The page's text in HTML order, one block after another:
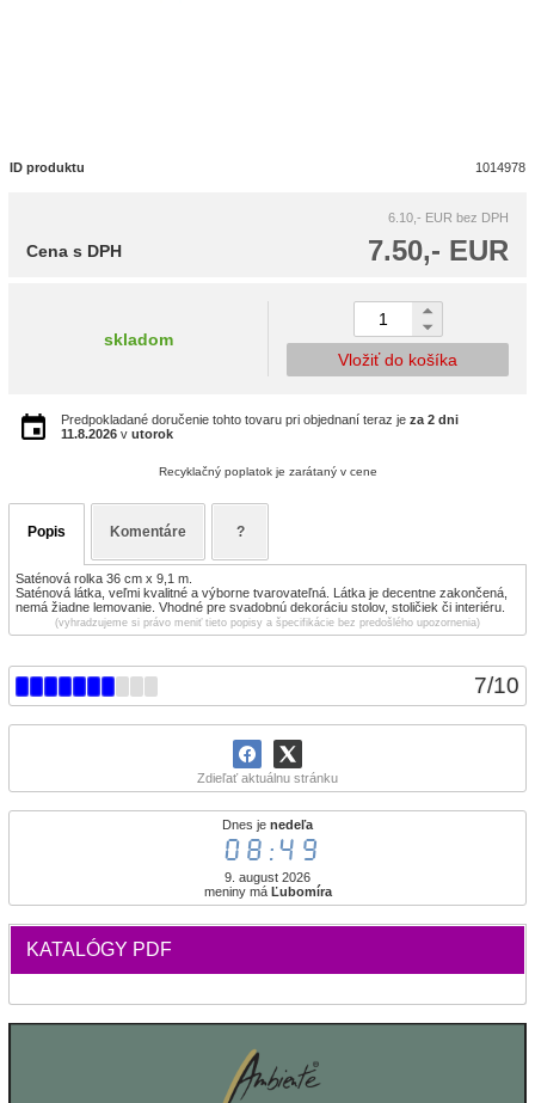
7/10
Zdieľať aktuálnu stránku
Dnes je nedeľa
08:49
9. august 2026
meniny má Ľubomíra
KATALÓGY PDF
ID produktu 1014978
6.10,- EUR bez DPH
7.50,- EUR
Cena s DPH
skladom
Vložiť do košíka
Predpokladané doručenie tohto tovaru pri objednaní teraz je za 2 dni
11.8.2026 v utorok
Recyklačný poplatok je zarátaný v cene
Popis Komentáre ?
Saténová rolka 36 cm x 9,1 m.
Saténová látka, veľmi kvalitné a výborne tvarovateľná. Látka je decentne zakončená,
nemá žiadne lemovanie. Vhodné pre svadobnú dekoráciu stolov, stoličiek či interiéru.
(vyhradzujeme si právo meniť tieto popisy a špecifikácie bez predošlého upozornenia)